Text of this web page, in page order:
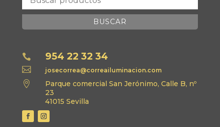
BUSCAR
 954 22 32 34
 josecorrea@correailuminacion.com

Parque comercial San Jerónimo, Calle B, nº
23
41015 Sevilla